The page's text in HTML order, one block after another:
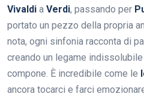
Vivaldi a Verdi, passando per
portato un pezzo della propria
nota, ogni sinfonia racconta di
creando un legame
compone. È incredibile come le
ancora tocarci e farci